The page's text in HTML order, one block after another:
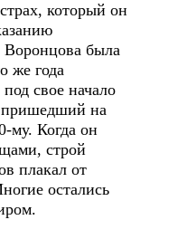
который он
Воронцова была
же года
свое начало
пришедший на
му. Когда он
строй
плакал от
остались